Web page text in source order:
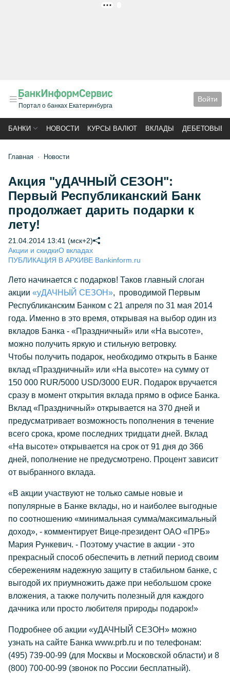
Портал о банках Екатеринбурга
Войти
БАНКИ НОВОСТИ КУРСЫ ВАЛЮТ ВКЛАДЫ ДЕБЕТОВЫЕ
Главная Новости
Акция "уДАЧНЫЙ СЕЗОН":
Первый Республиканский Банк
продолжает дарить подарки к
лету!
21.04.2014 13:41 (мск+2)
Акции и скидкиО вкладах
ПУБЛИКАЦИЯ В АРХИВЕ Bankinform.ru
Лето начинается с подарков! Таков главный слоган
акции «уДАЧНЫЙ СЕЗОН», проводимой Первым
Республиканским Банком с 21 апреля по 31 мая 2014
года. Именно в это время, открывая на выбор один из
вкладов Банка - «Праздничный» или «На высоте»,
можно получить яркую и стильную ветровку.
Чтобы получить подарок, необходимо открыть в Банке
вклад «Праздничный» или «На высоте» на сумму от
150 000 RUR/5000 USD/3000 EUR. Подарок вручается
сразу в момент открытия вклада прямо в офисе Банка.
Вклад «Праздничный» открывается на 370 дней и
предусматривает возможность пополнения в течение
всего срока, кроме последних тридцати дней. Вклад
«На высоте» открывается на срок от 91 дня до 366
дней, пополнение не предусмотрено. Процент зависит
от выбранного вклада.
«В акции участвуют не только самые новые и
популярные в Банке вклады, но и наиболее выгодные
по соотношению «минимальная сумма/максимальный
доход», - комментирует Вице-президент ОАО «ПРБ»
Мария Рункевич. - Поэтому участие в акции - это
прекрасный способ обеспечить в летний период своим
сбережениям надежную защиту в стабильном банке, с
выгодой их приумножить даже при небольшом сроке
вложения, а также получить полезный для каждого
дачника или просто любителя природы подарок!»
Подробнее об акции «уДАЧНЫЙ СЕЗОН» можно
узнать на сайте Банка www.prb.ru и по телефонам:
(495) 739-00-99 (для Москвы и Московской области) и 8
(800) 700-00-99 (звонок по России бесплатный).